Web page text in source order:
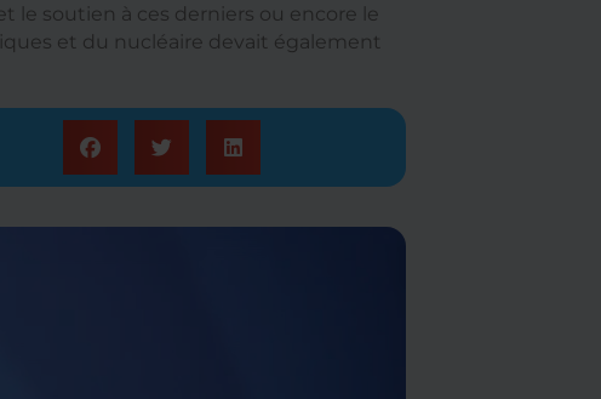
le soutien à ces derniers ou encore le
et du nucléaire devait également